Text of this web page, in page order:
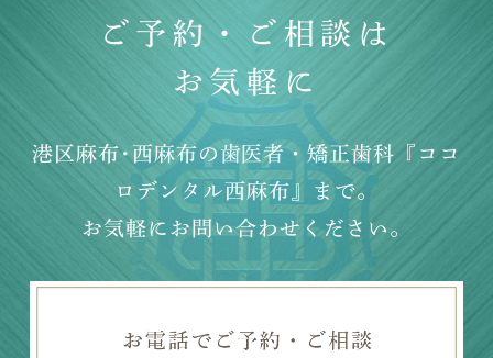
ご予約・ご相談は
お気軽に
港区麻布･西麻布の歯医者・矯正歯科『ココ
ロデンタル西麻布』まで。
お気軽にお問い合わせください。